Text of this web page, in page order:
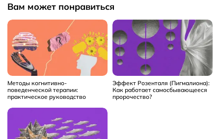
Вам может понравиться
Методы когнитивно-
поведенческой терапии:
практическое руководство
Эффект Розенталя (Пигмалиона):
Как работает самосбывающееся
пророчество?